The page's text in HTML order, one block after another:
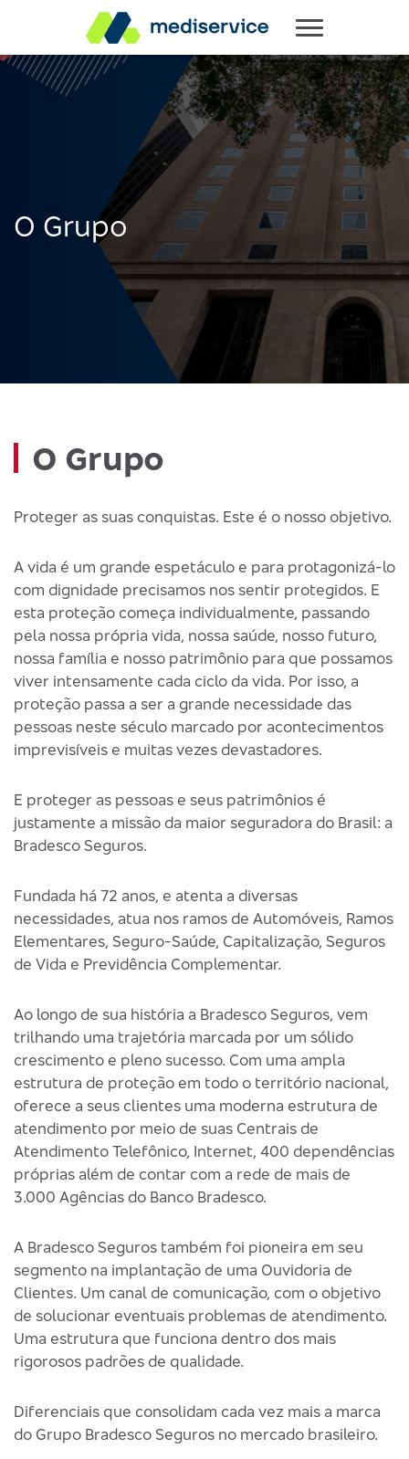
O Grupo
O Grupo
Proteger as suas conquistas. Este é o nosso objetivo.
A vida é um grande espetáculo e para protagonizá-lo
com dignidade precisamos nos sentir protegidos. E
esta proteção começa individualmente, passando
pela nossa própria vida, nossa saúde, nosso futuro,
nossa família e nosso patrimônio para que possamos
viver intensamente cada ciclo da vida. Por isso, a
proteção passa a ser a grande necessidade das
pessoas neste século marcado por acontecimentos
imprevisíveis e muitas vezes devastadores.
E proteger as pessoas e seus patrimônios é
justamente a missão da maior seguradora do Brasil: a
Bradesco Seguros.
Fundada há 72 anos, e atenta a diversas
necessidades, atua nos ramos de Automóveis, Ramos
Elementares, Seguro-Saúde, Capitalização, Seguros
de Vida e Previdência Complementar.
Ao longo de sua história a Bradesco Seguros, vem
trilhando uma trajetória marcada por um sólido
crescimento e pleno sucesso. Com uma ampla
estrutura de proteção em todo o território nacional,
oferece a seus clientes uma moderna estrutura de
atendimento por meio de suas Centrais de
Atendimento Telefônico, Internet, 400 dependências
próprias além de contar com a rede de mais de
3.000 Agências do Banco Bradesco.
A Bradesco Seguros também foi pioneira em seu
segmento na implantação de uma Ouvidoria de
Clientes. Um canal de comunicação, com o objetivo
de solucionar eventuais problemas de atendimento.
Uma estrutura que funciona dentro dos mais
rigorosos padrões de qualidade.
Diferenciais que consolidam cada vez mais a marca
do Grupo Bradesco Seguros no mercado brasileiro.